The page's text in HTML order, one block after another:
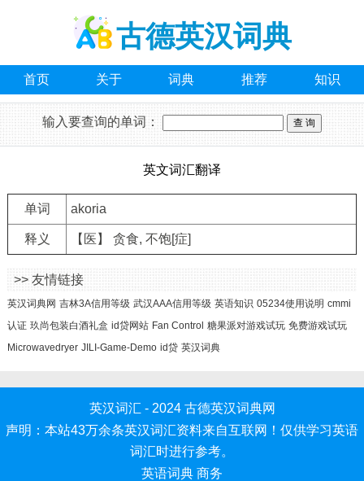
古德英汉词典
首页 关于 词典 推荐 知识
输入要查询的单词：
英文词汇翻译
单词 akoria
释义 【医】 贪食, 不饱[症]
>> 友情链接
英汉词典网 吉林3A信用等级 武汉AAA信用等级 英语知识 05234使用说明 cmmi
认证 玖尚包装白酒礼盒 id贷网站 Fan Control 糖果派对游戏试玩 免费游戏试玩
Microwavedryer JILI-Game-Demo id贷 英汉词典
英汉词汇 - 2024 古德英汉词典网
声明：本站43万余条英汉词汇资料来自互联网！仅供学习英语
词汇时进行参考。
英语词典 商务